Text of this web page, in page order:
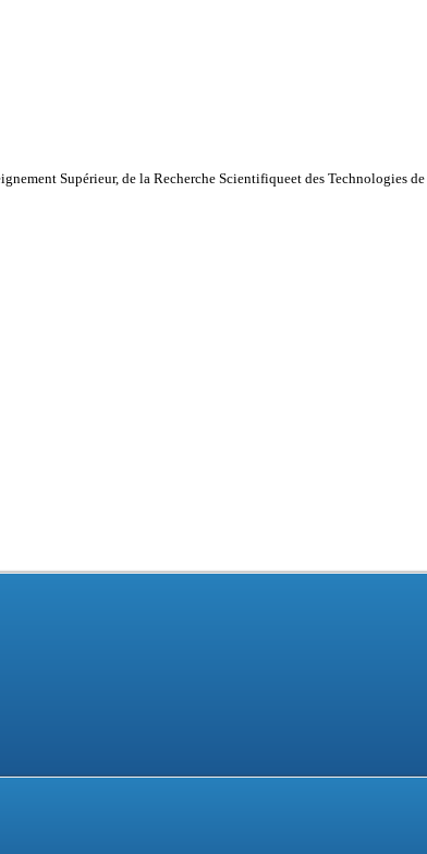
Supérieur, de la Recherche Scientifiqueet des Technologies